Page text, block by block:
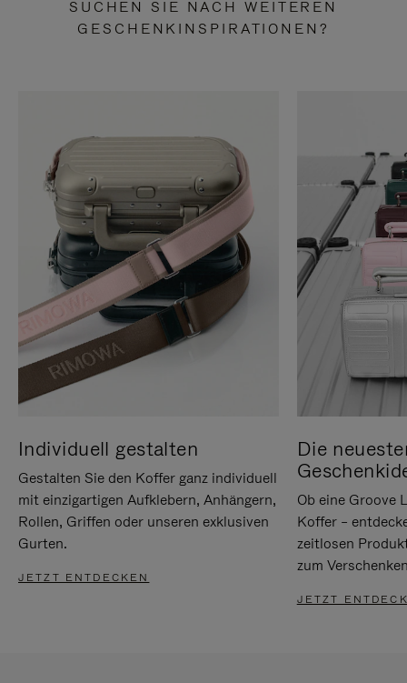
SUCHEN SIE NACH WEITEREN
GESCHENKINSPIRATIONEN?
Individuell gestalten
Gestalten Sie den Koffer ganz individuell
mit einzigartigen Aufklebern, Anhängern,
Rollen, Griffen oder unseren exklusiven
Gurten.
JETZT ENTDECKEN
Die
Ob eine Groove
Koffer –
zeitlosen
zum
JETZT